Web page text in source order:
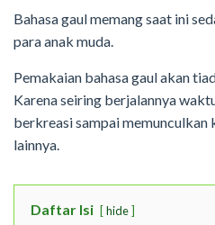
Bahasa gaul memang saat ini
para anak muda.
Pemakaian bahasa gaul akan
Karena seiring berjalannya
berkreasi sampai memunculkan
lainnya.
Daftar Isi hide